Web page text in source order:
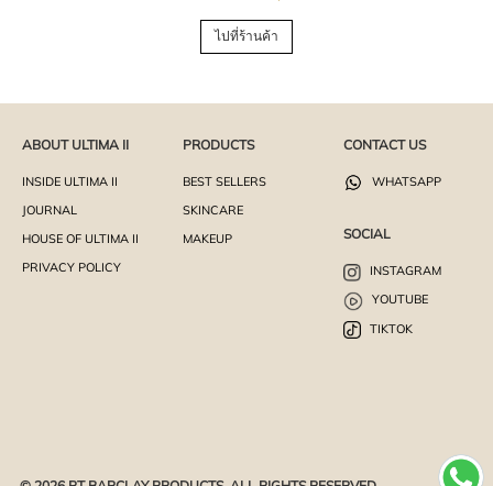
ไปที่ร้านค้า
ABOUT ULTIMA II
INSIDE ULTIMA II
JOURNAL
HOUSE OF ULTIMA II
PRIVACY POLICY
PRODUCTS
BEST SELLERS
SKINCARE
MAKEUP
CONTACT US
WHATSAPP
SOCIAL
INSTAGRAM
YOUTUBE
TIKTOK